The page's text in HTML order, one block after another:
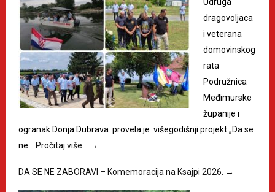
dragovoljaca
i veterana
domovinskog
rata
Podružnica
Međimurske
županije i
ogranak Donja Dubrava provela je višegodišnji projekt „Da se
ne…
Pročitaj više… →
DA SE NE ZABORAVI – Komemoracija na Ksajpi 2026. →